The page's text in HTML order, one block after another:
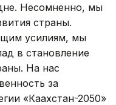
Несомненно, мы
страны.
усилиям, мы
в становление
На нас
за
«Каахстан-2050»